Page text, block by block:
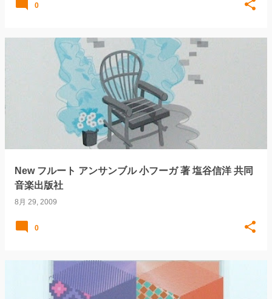
0
New フルート アンサンブル 小フーガ 著 塩谷信洋 共同
音楽出版社
8月 29, 2009
0